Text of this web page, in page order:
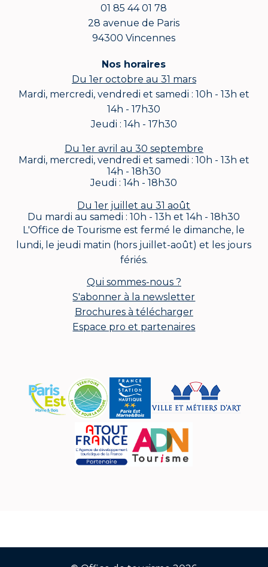
01 85 44 01 78
28 avenue de Paris
94300 Vincennes
Nos horaires
Du 1er octobre au 31 mars
Mardi, mercredi, vendredi et samedi : 10h - 13h et
14h - 17h30
Jeudi : 14h - 17h30
Du 1er avril au 30 septembre
Mardi, mercredi, vendredi et samedi : 10h - 13h et
14h - 18h30
Jeudi : 14h - 18h30
Du 1er juillet au 31 août
Du mardi au samedi : 10h - 13h et 14h - 18h30
L'Office de Tourisme est fermé le dimanche, le
lundi, le jeudi matin (hors juillet-août) et les jours
fériés.
Qui sommes-nous ?
S'abonner à la newsletter
Brochures à télécharger
Espace pro et partenaires